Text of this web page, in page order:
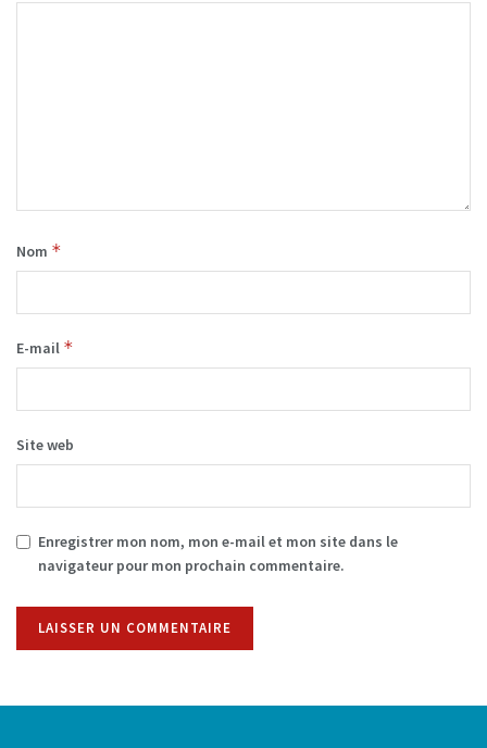
Nom *
E-mail *
Site web
Enregistrer mon nom, mon e-mail et mon site dans le
navigateur pour mon prochain commentaire.